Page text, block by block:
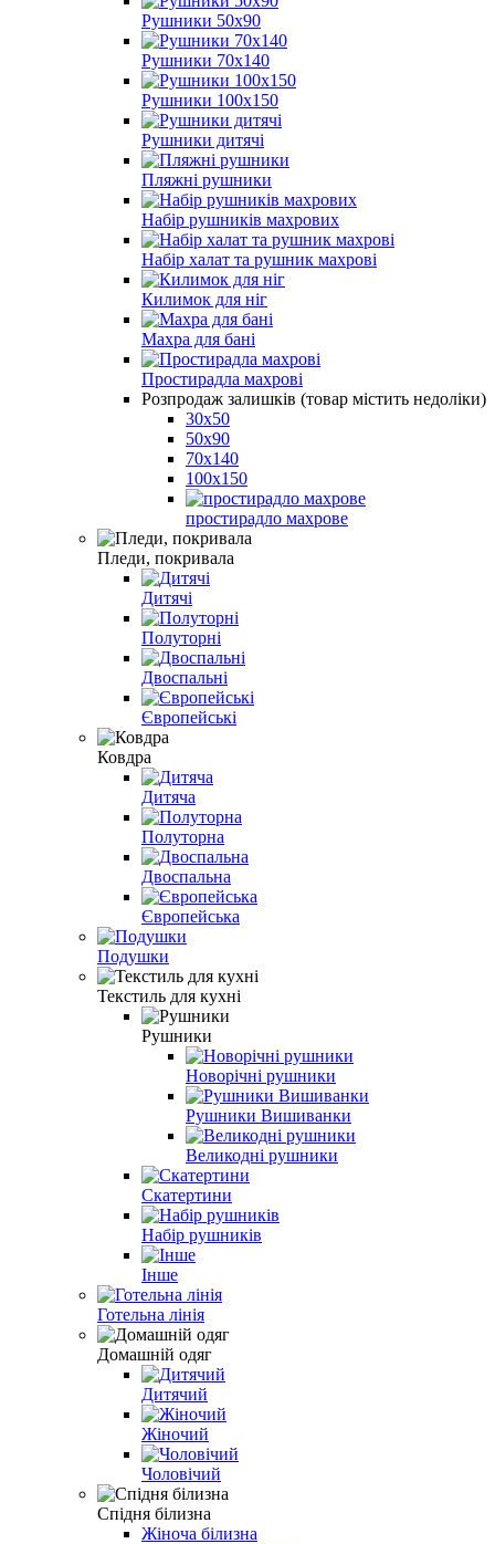
Рушники 50х90
Рушники 70х140
Рушники 100х150
Рушники дитячі
Пляжні рушники
Набір рушників махрових
Набір халат та рушник махрові
Килимок для ніг
Махра для бані
Простирадла махрові
Розпродаж залишків (товар містить недоліки)
30х50
50х90
70х140
100х150
простирадло махрове
Пледи, покривала
Дитячі
Полуторні
Двоспальні
Європейські
Ковдра
Дитяча
Полуторна
Двоспальна
Європейська
Подушки
Текстиль для кухні
Рушники
Новорічні рушники
Рушники Вишиванки
Великодні рушники
Скатертини
Набір рушників
Інше
Готельна лінія
Домашній одяг
Дитячий
Жіночий
Чоловічий
Спідня білизна
Жіноча білизна